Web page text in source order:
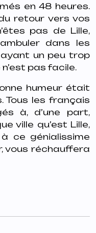
en 48 heures.
retour vers vos
pas de Lille,
dans les
un peu trop
pas facile.
humeur était
Tous les français
à, d’une part,
ville qu’est Lille,
ce génialissime
vous réchauffera